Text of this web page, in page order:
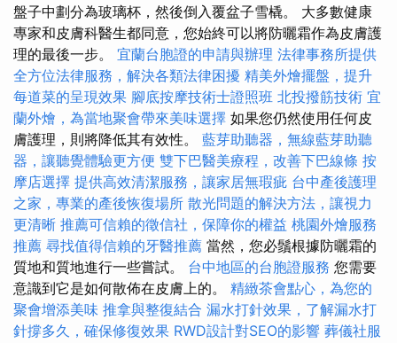
盤子中劃分為玻璃杯，然後倒入覆盆子雪橇。 大多數健康
專家和皮膚科醫生都同意，您始終可以將防曬霜作為皮膚護
理的最後一步。 宜蘭台胞證的申請與辦理 法律事務所提供
全方位法律服務，解決各類法律困擾 精美外燴擺盤，提升
每道菜的呈現效果 腳底按摩技術士證照班 北投撥筋技術 宜
蘭外燴，為當地聚會帶來美味選擇 如果您仍然使用任何皮
膚護理，則將降低其有效性。 藍芽助聽器，無線藍芽助聽
器，讓聽覺體驗更方便 雙下巴醫美療程，改善下巴線條 按
摩店選擇 提供高效清潔服務，讓家居無瑕疵 台中產後護理
之家，專業的產後恢復場所 散光問題的解決方法，讓視力
更清晰 推薦可信賴的徵信社，保障你的權益 桃園外燴服務
推薦 尋找值得信賴的牙醫推薦 當然，您必鬚根據防曬霜的
質地和質地進行一些嘗試。 台中地區的台胞證服務 您需要
意識到它是如何散佈在皮膚上的。 精緻茶會點心，為您的
聚會增添美味 推拿與整復結合 漏水打針效果，了解漏水打
針撐多久，確保修復效果 RWD設計對SEO的影響 葬儀社服